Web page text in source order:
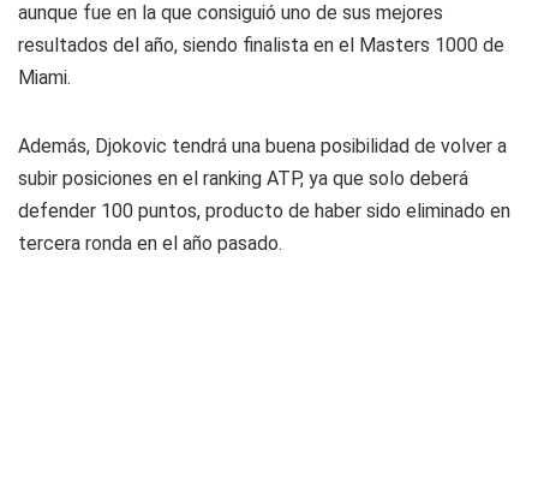
aunque fue en la que consiguió uno de sus mejores
resultados del año, siendo finalista en el Masters 1000 de
Miami.
Además, Djokovic tendrá una buena posibilidad de volver a
subir posiciones en el ranking ATP, ya que solo deberá
defender 100 puntos, producto de haber sido eliminado en
tercera ronda en el año pasado.